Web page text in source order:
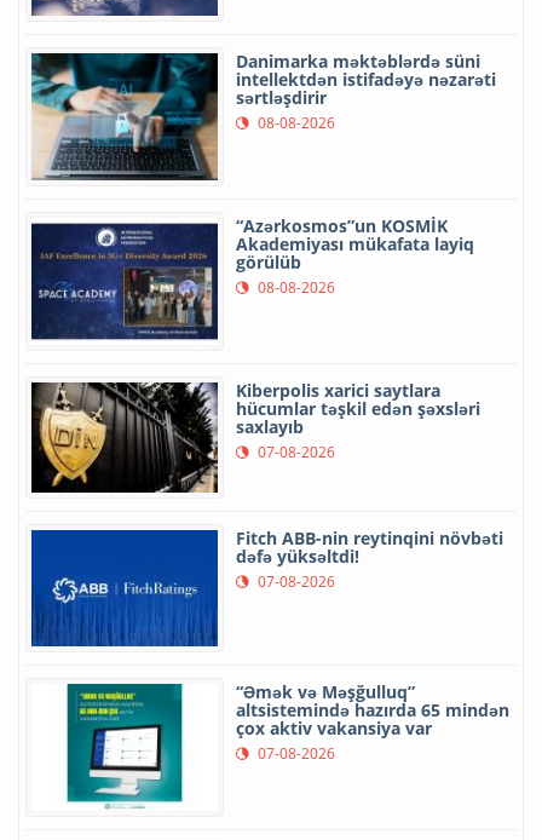
Danimarka məktəblərdə süni
intellektdən istifadəyə nəzarəti
sərtləşdirir
08-08-2026
“Azərkosmos”un KOSMİK
Akademiyası mükafata layiq
görülüb
08-08-2026
Kiberpolis xarici saytlara
hücumlar təşkil edən şəxsləri
saxlayıb
07-08-2026
Fitch ABB-nin reytinqini növbəti
dəfə yüksəltdi!
07-08-2026
“Əmək və Məşğulluq”
altsistemində hazırda 65 mindən
çox aktiv vakansiya var
07-08-2026